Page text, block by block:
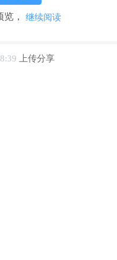
关、托物言志等手法的特点
或出处；课文中关键字词的
平的综合检
确，条理清楚，结构完整，
览， 继续阅读
上传分享